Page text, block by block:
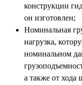
конструкции
он изготовлен;
Номинальная
нагрузка,
номинальном
а также от хода